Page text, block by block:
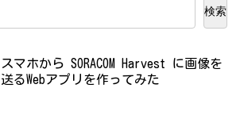
検索
スマホから SORACOM Harvest に画像を
送るWebアプリを作ってみた